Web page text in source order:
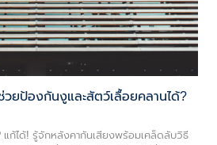
วยป้องกันงูและสัตว์เลื้อยคลานได้?
แก้ได้! รู้จักหลังคากันเสียงพร้อมเคล็ดลับวิธี